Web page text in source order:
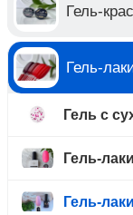
Гель-
Гель-
Гель с
Гель-
Гель-